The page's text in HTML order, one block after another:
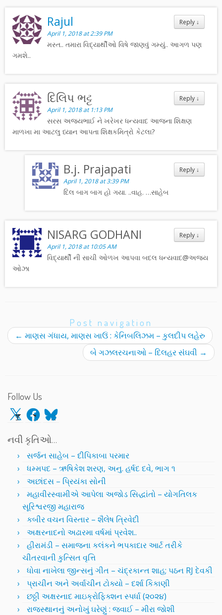
Reply ↓
Rajul
April 1, 2018 at 2:39 PM
મસ્ત.. તમારા વિદ્યાર્થીઓ વિષે જાણવું ગમ્યું.. આગળ પણ
ગમશે..
Reply ↓
દિલિપ ભટ્ટ
April 1, 2018 at 1:13 PM
સરસ અજયભાઈ ને ખરેખર ધન્યવાદ આજના શિક્ષણ
માળખા મા આટલુ ધ્યાન આપતા શિક્ષકમિત્રો કેટલા?
Reply ↓
B.j. Prajapati
April 1, 2018 at 3:39 PM
દિલ બાગ બાગ હો ગયા. ..વાહ. …સાહેબ
Reply ↓
NISARG GODHANI
April 1, 2018 at 10:05 AM
વિદ્યાર્થી ની સાચી ઓળખ આપવા બદલ ધન્યવાદ@અજય
ઓઝા
Post navigation
← માણસ ગંધાય, માણસ ખાઉં : કેનિબલિઝમ – કુલદીપ લહેરુ
બે ગઝલરચનાઓ – દિલહર સંંઘવી →
Follow Us
X Facebook
Bluesky
નવી કૃતિઓ…
સર્જન સાહેબ – દીપિકાબા પરમાર
ધમ્મપદ – ઋષિકેશ શરણ, અનુ. હર્ષદ દવે, ભાગ ૧
અછાંદસ – પ્રિયંકા સોની
મહાવીરસ્વામીએ આપેલા અજોડ સિદ્ધાંતો – યોગતિલક
સૂરિશ્વરજી મહારાજ
કબીર વચન વિસ્તાર – શૈલેષ ત્રિવેદી
અક્ષરનાદનો અઢારમા વર્ષમાં પ્રવેશ..
હીરામંડી – સમાજના કલંકને ભપકાદાર આર્ટ તરીકે
ચીતરવાની કુત્સિત વૃત્તિ
ધોવા નાખેલા જીન્સનું ગીત – ચંદ્રકાન્ત શાહ; પઠન RJ દેવકી
પ્રાચીન અને અર્વાચીન ટોક્યો – દર્શા કિકાણી
છઠ્ઠી અક્ષરનાદ માઇક્રોફિક્શન સ્પર્ધા (૨૦૨૪)
રાજસ્થાનનું અનોખું ઘરેણું : જવાઈ – મીરા જોશી